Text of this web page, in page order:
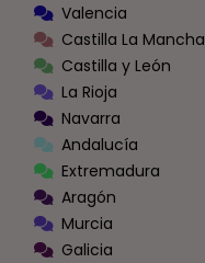
Valencia
Castilla La Mancha
Castilla y León
La Rioja
Navarra
Andalucía
Extremadura
Aragón
Murcia
Galicia